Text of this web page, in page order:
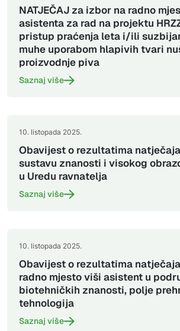
NATJEČAJ za izbor na radno
asistenta za rad na projektu
pristup praćenja leta i/ili
muhe uporabom hlapivih tvari
proizvodnje piva
Saznaj više
10. listopada 2025.
Obavijest o rezultatima
sustavu znanosti i visokog
u Uredu ravnatelja
Saznaj više
10. listopada 2025.
Obavijest o rezultatima
radno mjesto viši asistent u
biotehničkih znanosti, polje
tehnologija
Saznaj više